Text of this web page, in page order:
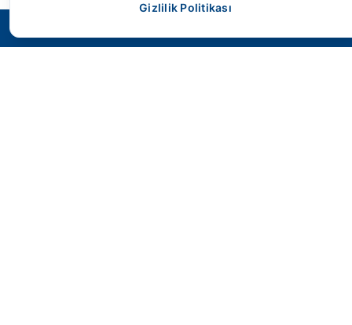
Gizlilik Politikası